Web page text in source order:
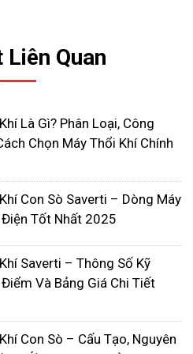
nó có độ bền giá thành rẻ
động.
Liên Quan
Là Gì? Phân Loại, Công
Chọn Máy Thổi Khí Chính
Con Sò Saverti – Dòng Máy
Tốt Nhất 2025
Saverti – Thông Số Kỹ
Và Bảng Giá Chi Tiết
Con Sò – Cấu Tạo, Nguyên